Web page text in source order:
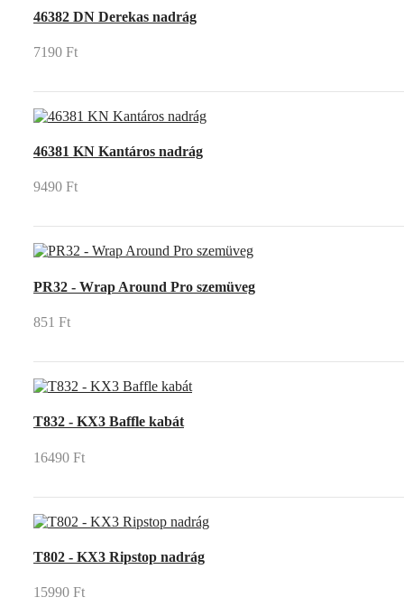
46382 DN Derekas nadrág
7190 Ft
46381 KN Kantáros nadrág
9490 Ft
PR32 - Wrap Around Pro szemüveg
851 Ft
T832 - KX3 Baffle kabát
16490 Ft
T802 - KX3 Ripstop nadrág
15990 Ft